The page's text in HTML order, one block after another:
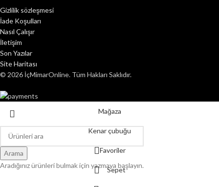
Gizlilik sözleşmesi
İade Koşulları
Nasıl Çalışır
İletişim
Son Yazılar
Site Haritası
© 2026 İçMimarOnline. Tüm Hakları Saklıdır.
Arama
Aradığınız ürünleri bulmak için yazmaya başlayın.
Mağaza
Kenar çubuğu
Favoriler
Sepet